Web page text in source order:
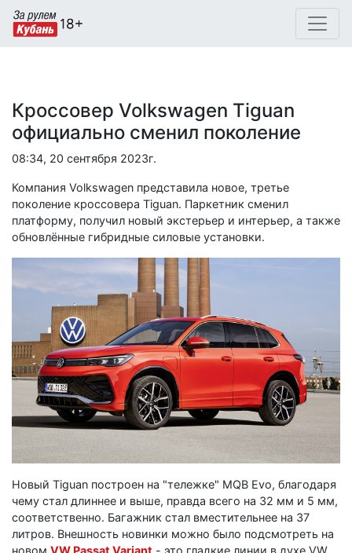
Кроссовер Volkswagen Tiguan
официально сменил поколение
08:34, 20 сентября 2023г.
Компания Volkswagen представила новое, третье
поколение кроссовера Tiguan. Паркетник сменил
платформу, получил новый экстерьер и интерьер, а также
обновлённые гибридные силовые установки.
Новый Tiguan построен на "тележке" MQB Evo, благодаря
чему стал длиннее и выше, правда всего на 32 мм и 5 мм,
соответственно. Багажник стал вместительнее на 37
литров. Внешность новинки можно было подсмотреть на